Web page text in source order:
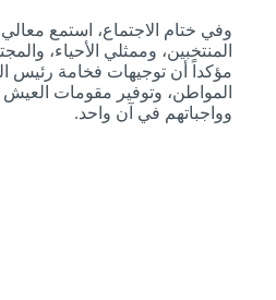
وفي ختام الاجتماع، استمع
المنتخبين، وممثلي الأحياء،
مؤكداً أن توجيهات فخامة رئيس
المواطن، وتوفير مقومات العيش
وواجباتهم في آن واحد.